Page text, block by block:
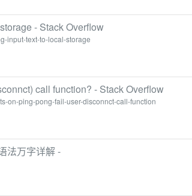
- Stack Overflow
input-text-to-local-storage
call function? - Stack Overflow
on-ping-pong-fail-user-disconnct-call-function
法万字详解 -